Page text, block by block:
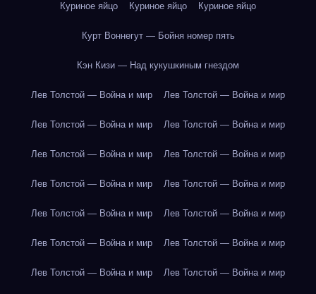
Куриное яйцо Куриное яйцо Куриное яйцо
Курт Воннегут — Бойня номер пять
Кэн Кизи — Над кукушкиным гнездом
Лев Толстой — Война и мир Лев Толстой — Война и мир
Лев Толстой — Война и мир Лев Толстой — Война и мир
Лев Толстой — Война и мир Лев Толстой — Война и мир
Лев Толстой — Война и мир Лев Толстой — Война и мир
Лев Толстой — Война и мир Лев Толстой — Война и мир
Лев Толстой — Война и мир Лев Толстой — Война и мир
Лев Толстой — Война и мир Лев Толстой — Война и мир